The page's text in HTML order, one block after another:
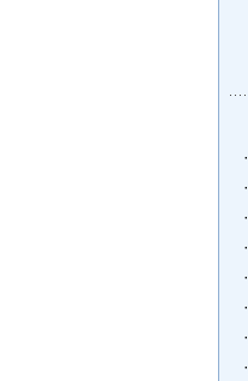
·
·
·
·
·
·
·
·